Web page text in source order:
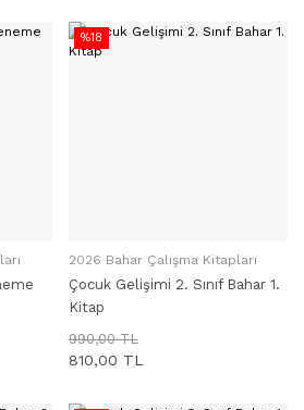
%18
SEPETE EKLE
2026 Bahar Çalışma Kitapları
Çocuk Gelişimi 2. Sınıf Bahar 1.
Kitap
990,00 TL
810,00 TL